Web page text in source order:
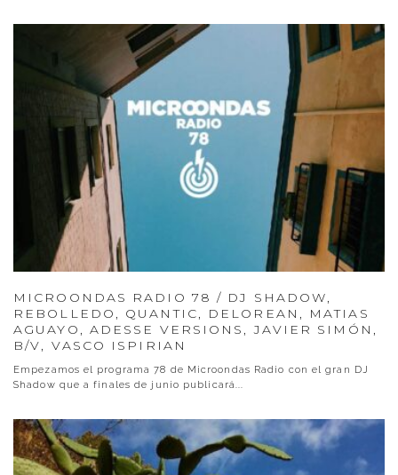
MICROONDAS RADIO 78 / DJ SHADOW,
REBOLLEDO, QUANTIC, DELOREAN, MATIAS
AGUAYO, ADESSE VERSIONS, JAVIER SIMÓN,
B/V, VASCO ISPIRIAN
Empezamos el programa 78 de Microondas Radio con el gran DJ
Shadow que a finales de junio publicará